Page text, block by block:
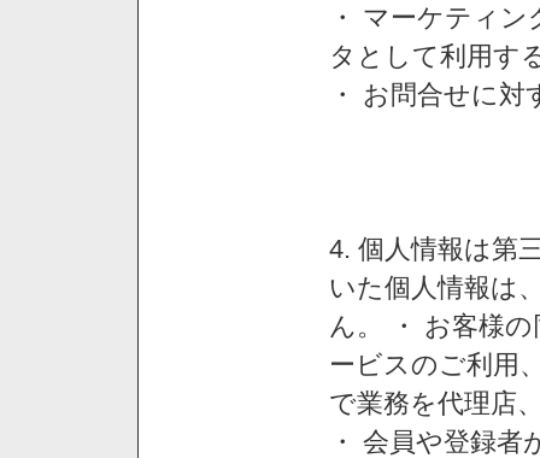
・ マーケティ
タとして利用す
・ お問合せに
4. 個人情報は第
いた個人情報は
ん。 ・ お客様
ービスのご利用
で業務を代理店
・ 会員や登録